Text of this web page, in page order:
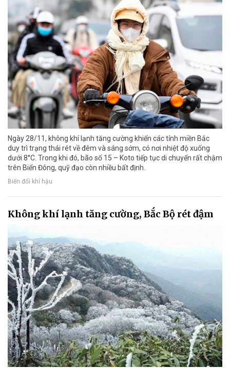
Ngày 28/11, không khí lạnh tăng cường khiến các tỉnh miền Bắc
duy trì trạng thái rét về đêm và sáng sớm, có nơi nhiệt độ xuống
dưới 8°C. Trong khi đó, bão số 15 – Koto tiếp tục di chuyển rất chậm
trên Biển Đông, quỹ đạo còn nhiều bất định.
Biến đổi khí hậu
Không khí lạnh tăng cường, Bắc Bộ rét đậm